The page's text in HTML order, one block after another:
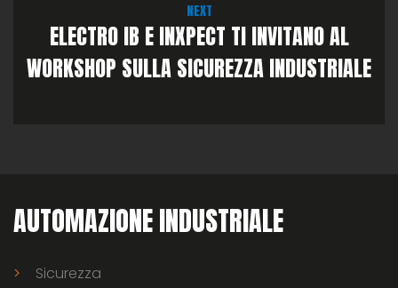
NEXT
ELECTRO IB E INXPECT TI INVITANO AL
WORKSHOP SULLA SICUREZZA INDUSTRIALE
AUTOMAZIONE INDUSTRIALE
Sicurezza